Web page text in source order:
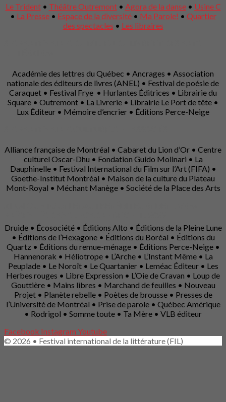
Le Trident• Théâtre Outremont• Agora de la danse• Usine C
• La Presse• Espace de la diversité• Ma Parole! • Quartier
des spectacles • Les libraires
Académie des lettres du Québec • Ancrages • Association
nationale des éditeurs de livres (ANEL) • Festival de poésie de
Caraquet • Festival Frye • Hurlantes Éditrices • Librairie du
Square • Outremont • La Livrerie • Librairie Le Port de tête •
Lux Éditeur • Mémoire d’encrier • Éditions Perce-Neige
Alliance française de Montréal • Cabaret du Lion d’Or • Centre
culturel Oscar-Dhu • Fondation Guido Molinari • La
Dauphinelle • Festival International du Film sur l’Art (FIFA) •
Goethe-Institut Montréal • Maison de la culture du Plateau
Mont-Royal • Méchant Manège • Société de la Place des Arts
Druide • Écosociété • Éditions Alto • Éditions de la Pleine Lune
• Éditions de l’Hexagone • Éditions du Boréal • Éditions du
Quartz • Éditions du remue-ménage • Éditions Perce-Neige •
Hannenorak • Héliotrope • L’Arche • L’Instant Même • La
Peuplade • Le Noroît • Le Quartanier • Leméac Éditeur • Les
Herbes rouges • Libre Expression • L’Oie de Cravan • Loup de
Gouttière • Mains libres • Marchand de feuilles • Nouveau
Projet • Planète rebelle • Poètes de brousse • Presses de
l’Université de Montréal • Prise de parole • Québec Amérique
• Rodrigol • Somme toute • Ta Mère • VLB éditeur
Facebook Instagram Youtube
© 2026 • Festival international de la littérature (FIL)